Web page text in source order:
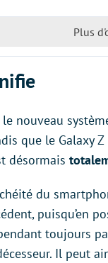
Plus
nouveau
que le Galaxy
désormais
du
puisqu’en
toujours
Il peut